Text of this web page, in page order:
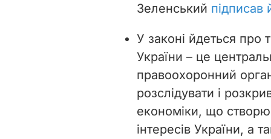
Зеленський підписав
У законі йдеться
України – це
правоохоронний
розслідувати і
економіки, що
інтересів України, а